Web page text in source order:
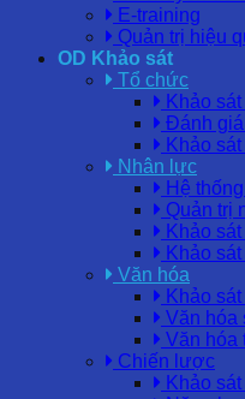
E-training
Quản trị hiệu
OD Khảo sát
Tổ chức
Khảo
Đánh
Khảo
Nhân lực
Hệ
Quản trị
Khảo
Khảo
Văn hóa
Khảo
Văn hóa
Văn hóa
Chiến lược
Khảo